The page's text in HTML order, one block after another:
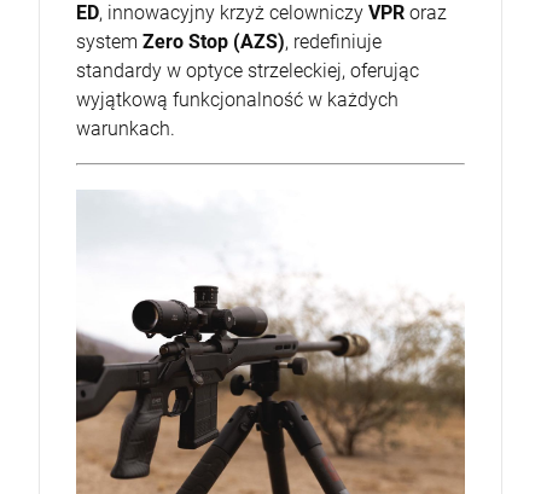
ED, innowacyjny krzyż celowniczy VPR oraz
system Zero Stop (AZS), redefiniuje
standardy w optyce strzeleckiej, oferując
wyjątkową funkcjonalność w każdych
warunkach.